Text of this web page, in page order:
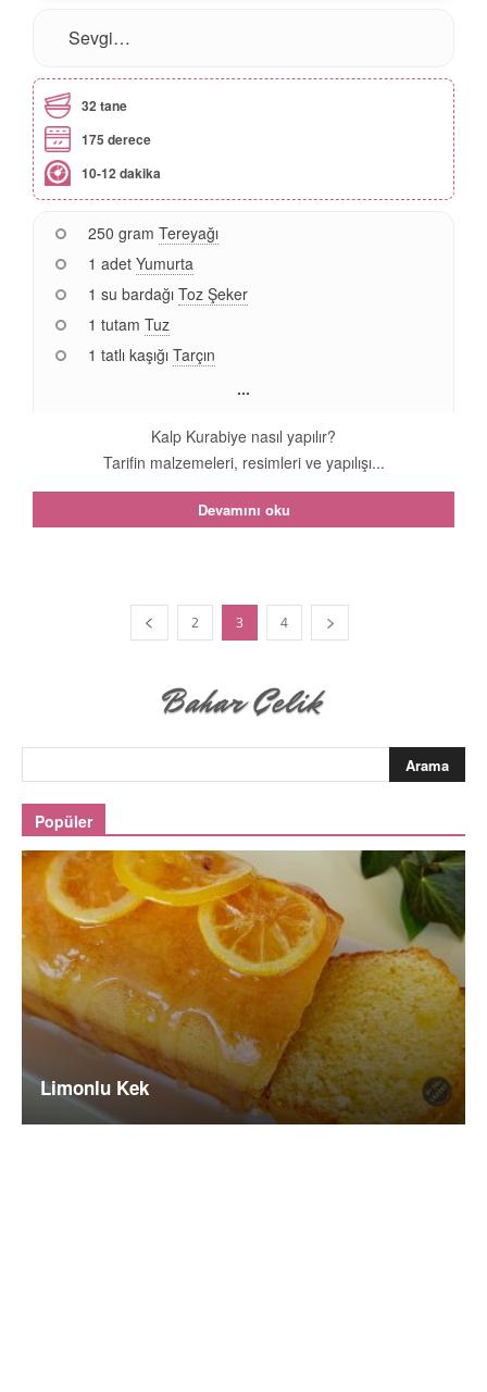
Sevgi…
32 tane
175 derece
10-12 dakika
250 gram Tereyağı
1 adet Yumurta
1 su bardağı Toz Şeker
1 tutam Tuz
1 tatlı kaşığı Tarçın
...
Kalp Kurabiye nasıl yapılır?
Tarifin malzemeleri, resimleri ve yapılışı...
Devamını oku
2 3 4
Popüler
Limonlu Kek